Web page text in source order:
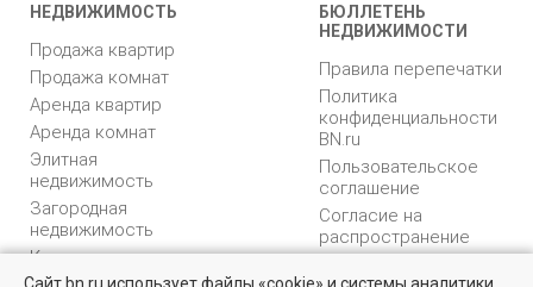
НЕДВИЖИМОСТЬ
Продажа квартир
Продажа комнат
Аренда квартир
Аренда комнат
Элитная
недвижимость
Загородная
недвижимость
Коммерческая
недвижимость
БЮЛЛЕТЕНЬ
НЕДВИЖИМОСТИ
Правила перепечатки
Политика
конфиденциальности
BN.ru
Пользовательское
соглашение
Согласие на
распространение
персональных данных